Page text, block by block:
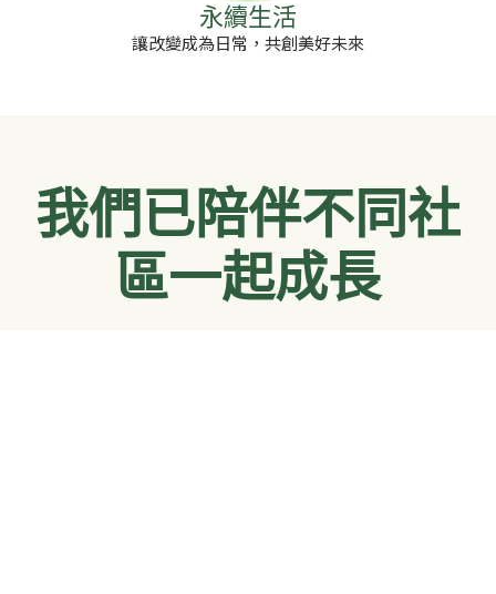
永續生活
讓改變成為日常，共創美好未來
我們已陪伴不同社
區一起成長